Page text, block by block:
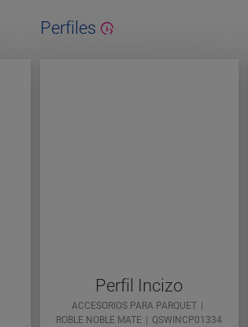
Perfiles
Perfil Incizo
ACCESORIOS PARA PARQUET
ROBLE NOBLE MATE
QSWINCP01334